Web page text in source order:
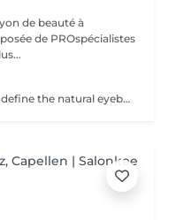
de beauté à
A brow shaping service designed to define the natural eyebrow line and create a cleaner, more balanced look. The treatment includes defining the brow shape and removing unwanted hair for a refined result. Result: well-defined eyebrows that frame the face beautifully. Recommended frequency: every 3 to 4 weeks.